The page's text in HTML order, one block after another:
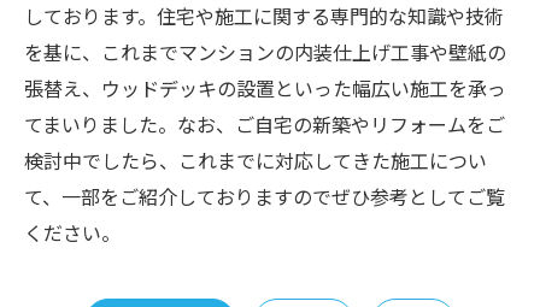
しております。住宅や施工に関する専門的な知識や技術
を基に、これまでマンションの内装仕上げ工事や壁紙の
張替え、ウッドデッキの設置といった幅広い施工を承っ
てまいりました。なお、ご自宅の新築やリフォームをご
検討中でしたら、これまでに対応してきた施工につい
て、一部をご紹介しておりますのでぜひ参考としてご覧
ください。